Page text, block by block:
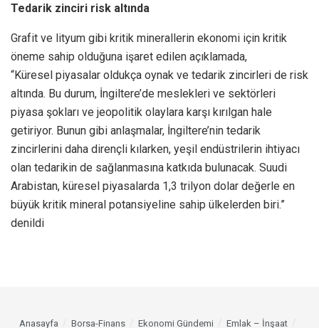
Tedarik zinciri risk altında
Grafit ve lityum gibi kritik minerallerin ekonomi için kritik
öneme sahip olduğuna işaret edilen açıklamada,
“Küresel piyasalar oldukça oynak ve tedarik zincirleri de risk
altında. Bu durum, İngiltere’de meslekleri ve sektörleri
piyasa şokları ve jeopolitik olaylara karşı kırılgan hale
getiriyor. Bunun gibi anlaşmalar, İngiltere’nin tedarik
zincirlerini daha dirençli kılarken, yeşil endüstrilerin ihtiyacı
olan tedarikin de sağlanmasına katkıda bulunacak. Suudi
Arabistan, küresel piyasalarda 1,3 trilyon dolar değerle en
büyük kritik mineral potansiyeline sahip ülkelerden biri.”
denildi
Anasayfa Borsa-Finans Ekonomi Gündemi Emlak – İnşaat